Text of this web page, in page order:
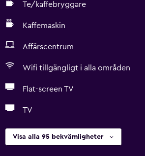
Te/kaffebryggare
Kaffemaskin
Affärscentrum
Wifi tillgängligt i alla områden
Flat-screen TV
TV
Visa alla 95 bekvämligheter